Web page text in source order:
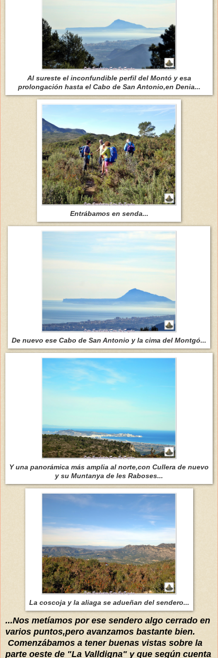
Al sureste el inconfundible perfil del Montó y esa
prolongación hasta el Cabo de San Antonio,en Denia...
Entrábamos en senda...
De nuevo ese Cabo de San Antonio y la cima del Montgó...
Y una panorámica más amplia al norte,con Cullera de nuevo
y su Muntanya de les Raboses...
La coscoja y la aliaga se adueñan del sendero...
...Nos metíamos por ese sendero algo cerrado en
varios puntos,pero avanzamos bastante bien.
Comenzábamos a tener buenas vistas sobre la
parte oeste de "La Valldigna" y que según cuenta